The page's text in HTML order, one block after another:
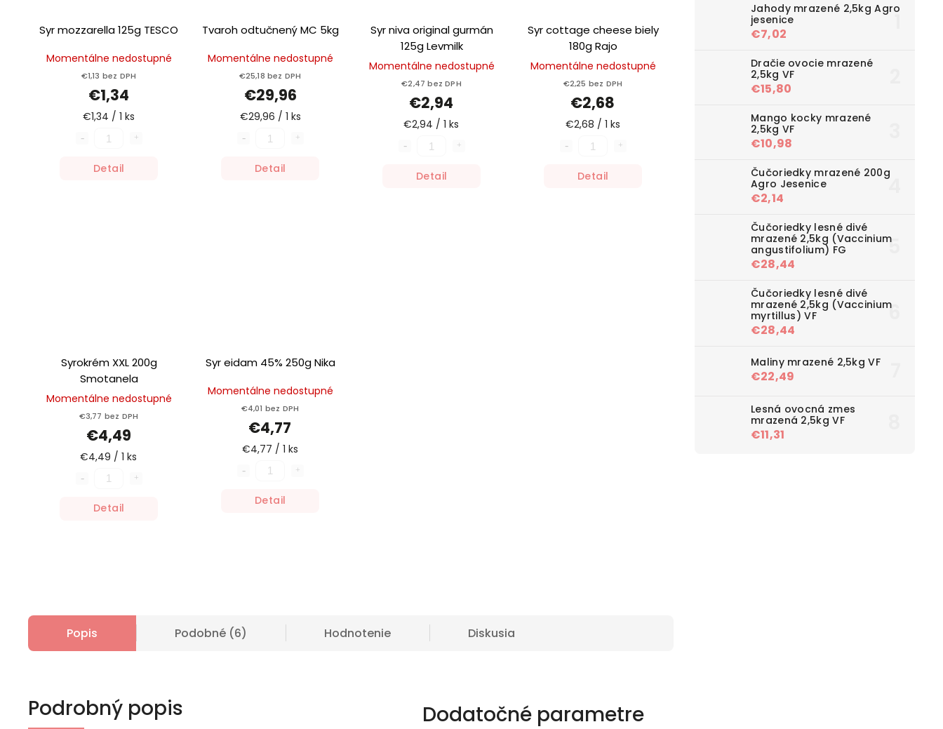
Jahody mrazené 2,5kg Agro
jesenice
€7,02
Dračie ovocie mrazené
2,5kg VF
€15,80
Mango kocky mrazené
2,5kg VF
€10,98
Čučoriedky mrazené 200g
Agro Jesenice
€2,14
Čučoriedky lesné divé
mrazené 2,5kg (Vaccinium
angustifolium) FG
€28,44
Čučoriedky lesné divé
mrazené 2,5kg (Vaccinium
myrtillus) VF
€28,44
Maliny mrazené 2,5kg VF
€22,49
Lesná ovocná zmes
mrazená 2,5kg VF
€11,31
Syr mozzarella 125g TESCO
Momentálne nedostupné
€1,13 bez DPH
€1,34
€1,34 / 1 ks
Detail
Tvaroh odtučnený MC 5kg
Momentálne nedostupné
€25,18 bez DPH
€29,96
€29,96 / 1 ks
Detail
Syr niva original gurmán
125g Levmilk
Momentálne nedostupné
€2,47 bez DPH
€2,94
€2,94 / 1 ks
Detail
Syr cottage cheese biely
180g Rajo
Momentálne nedostupné
€2,25 bez DPH
€2,68
€2,68 / 1 ks
Detail
Syrokrém XXL 200g
Smotanela
Momentálne nedostupné
€3,77 bez DPH
€4,49
€4,49 / 1 ks
Detail
Syr eidam 45% 250g Nika
Momentálne nedostupné
€4,01 bez DPH
€4,77
€4,77 / 1 ks
Detail
Popis Podobné (6) Hodnotenie Diskusia
Podrobný popis Dodatočné parametre